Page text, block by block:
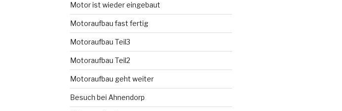
Motor ist wieder eingebaut
Motoraufbau fast fertig
Motoraufbau Teil3
Motoraufbau Teil2
Motoraufbau geht weiter
Besuch bei Ahnendorp